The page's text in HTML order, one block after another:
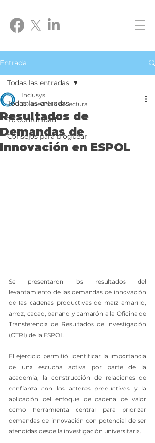
Entrada
Todas las entradas
Tu comunidad
Consejos para bloguear
Todas las entradas
Resultados de
Demandas de
Innovación en ESPOL
Inclusys
20 ene 1 min de lectura
Se presentaron los resultados del
levantamiento de las demandas de innovación
de las cadenas productivas de maíz amarillo,
arroz, cacao, banano y camarón a la Oficina de
Transferencia de Resultados de Investigación
(OTRI) de la ESPOL.
El ejercicio permitió identificar la importancia
de una escucha activa por parte de la
academia, la construcción de relaciones de
confianza con los actores productivos y la
aplicación del enfoque de cadena de valor
como herramienta central para priorizar
demandas de innovación con potencial de ser
atendidas desde la investigación universitaria.